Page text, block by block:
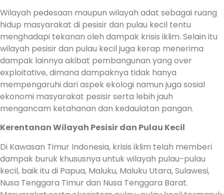
Wilayah pedesaan maupun wilayah adat sebagai ruang
hidup masyarakat di pesisir dan pulau kecil tentu
menghadapi tekanan oleh dampak krisis iklim. Selain itu
wilayah pesisir dan pulau kecil juga kerap menerima
dampak lainnya akibat pembangunan yang over
exploitative, dimana dampaknya tidak hanya
mempengaruhi dari aspek ekologi namun juga sosial
ekonomi masyarakat pesisir serta lebih jauh
mengancam ketahanan dan kedaulatan pangan.
Kerentanan Wilayah Pesisir dan Pulau Kecil
Di Kawasan Timur Indonesia, krisis iklim telah memberi
dampak buruk khususnya untuk wilayah pulau-pulau
kecil, baik itu di Papua, Maluku, Maluku Utara, Sulawesi,
Nusa Tenggara Timur dan Nusa Tenggara Barat.